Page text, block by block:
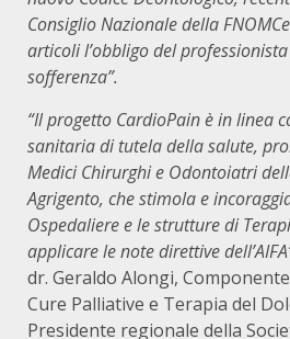
Consiglio Nazionale della
articoli l’obbligo del
sofferenza”.
“Il progetto CardioPain è in linea
sanitaria di tutela della salute,
Medici Chirurghi e Odontoiatri
Agrigento, che stimola e
Ospedaliere e le strutture di
applicare le note direttive
dr. Geraldo Alongi,
Cure Palliative e Terapia del
Presidente regionale della